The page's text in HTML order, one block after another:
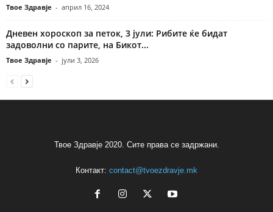
Твое Здравје - април 16, 2024
Дневен хороскоп за петок, 3 јули: Рибите ќе бидат
задоволни со парите, на Бикот...
Твое Здравје - јули 3, 2026
Твое Здравје 2020. Сите права се задржани.
Контакт: contact@tvoezdravje.mk